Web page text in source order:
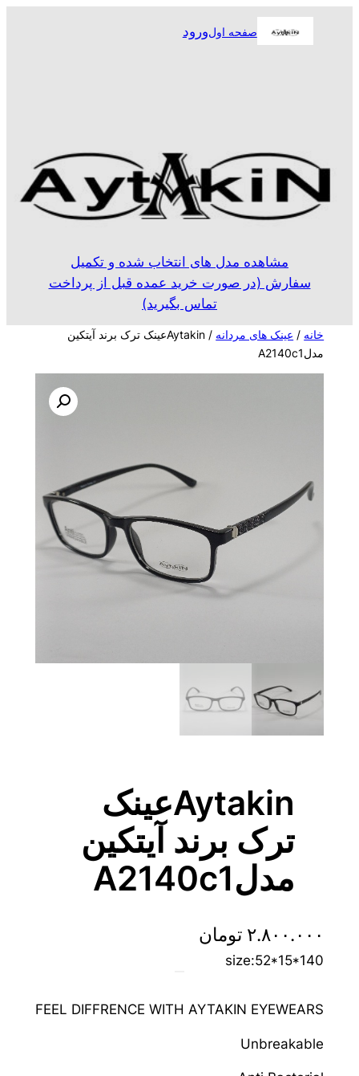
صفحه اولورود
مشاهده مدل های انتخاب شده و تکمیل
سفارش (در صورت خرید عمده قبل از پرداخت
تماس بگیرید)
خانه / عینک های مردانه
/ Aytakinعینک ترک برند آیتکین
مدلA2140c1
Aytakinعینک
ترک برند آیتکین
مدلA2140c1
۲.۸۰۰.۰۰۰ تومان
size:52*15*140
FEEL DIFFRENCE WITH AYTAKIN EYEWEARS
Unbreakable